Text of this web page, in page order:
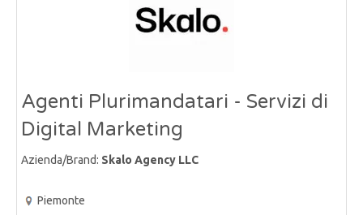
Agenti Plurimandatari - Servizi di
Digital Marketing
Azienda/Brand: Skalo Agency LLC
Piemonte